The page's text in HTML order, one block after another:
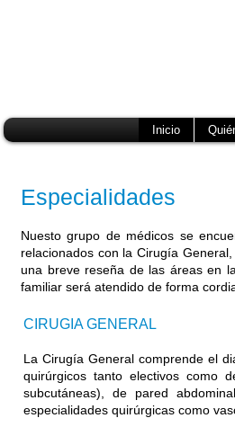
Inicio
Especialidades
Nuesto grupo de médicos se
relacionados con la Cirugía
una breve reseña de las áreas en
familiar será atendido de forma
CIRUGIA GENERAL
La Cirugía General comprende el
quirúrgicos tanto electivos como
subcutáneas), de pared
especialidades quirúrgicas como